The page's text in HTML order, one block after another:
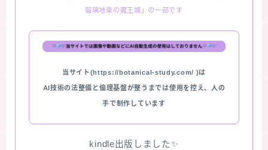
瑠璃地楽の魔王城」の一部です
当サイト(https://botanical-study.com/ )は
AI技術の法整備と倫理基盤が整うまでは使用を控え、人の
手で制作しています
kindle出版しました✨